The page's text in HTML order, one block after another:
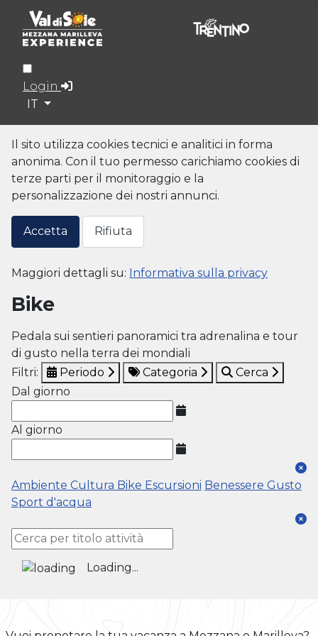
Login
Seleziona la tua lingua
IT
Il sito utilizza cookies tecnici e analitici in forma
anonima. Con il tuo permesso carichiamo cookies di
terze parti per il monitoraggio e la
personalizzazione dei nostri annunci.
Accetta Rifiuta
Maggiori dettagli su: Informativa sulla privacy
Bike
Pedala sui sentieri panoramici tra adrenalina e tour
di gusto nella terra dei mondiali
Filtri:
Periodo Categoria
Cerca
Dal giorno
Al giorno
Ambiente Cultura Bike Escursioni Benessere Gusto
Sport d'acqua
Loading...